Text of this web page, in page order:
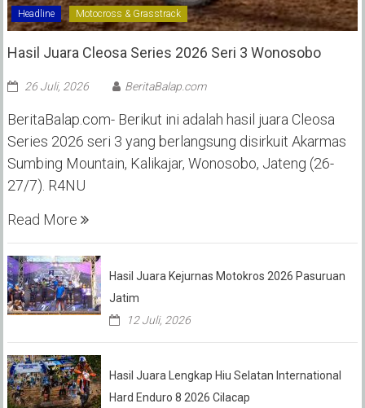
Headline Motocross & Grasstrack
Hasil Juara Cleosa Series 2026 Seri 3 Wonosobo ‎
26 Juli, 2026 BeritaBalap.com
BeritaBalap.com- Berikut ini adalah hasil juara Cleosa
Series 2026 seri 3 yang berlangsung disirkuit Akarmas
Sumbing Mountain, Kalikajar, Wonosobo, Jateng (26-
27/7). R4NU
Read More
Hasil Juara Kejurnas Motokros 2026 Pasuruan
Jatim
12 Juli, 2026
Hasil Juara Lengkap Hiu Selatan International
Hard Enduro 8 2026 Cilacap